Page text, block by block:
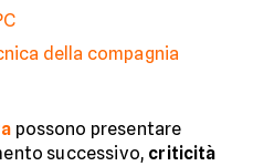
della compagnia
possono presentare
successivo, criticità